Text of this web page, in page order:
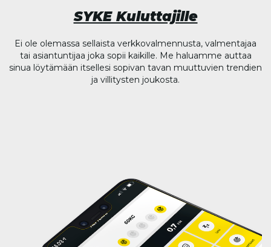
SYKE Kuluttajille
Ei ole olemassa sellaista verkkovalmennusta, valmentajaa
tai asiantuntijaa joka sopii kaikille. Me haluamme auttaa
sinua löytämään itsellesi sopivan tavan muuttuvien trendien
ja villitysten joukosta.